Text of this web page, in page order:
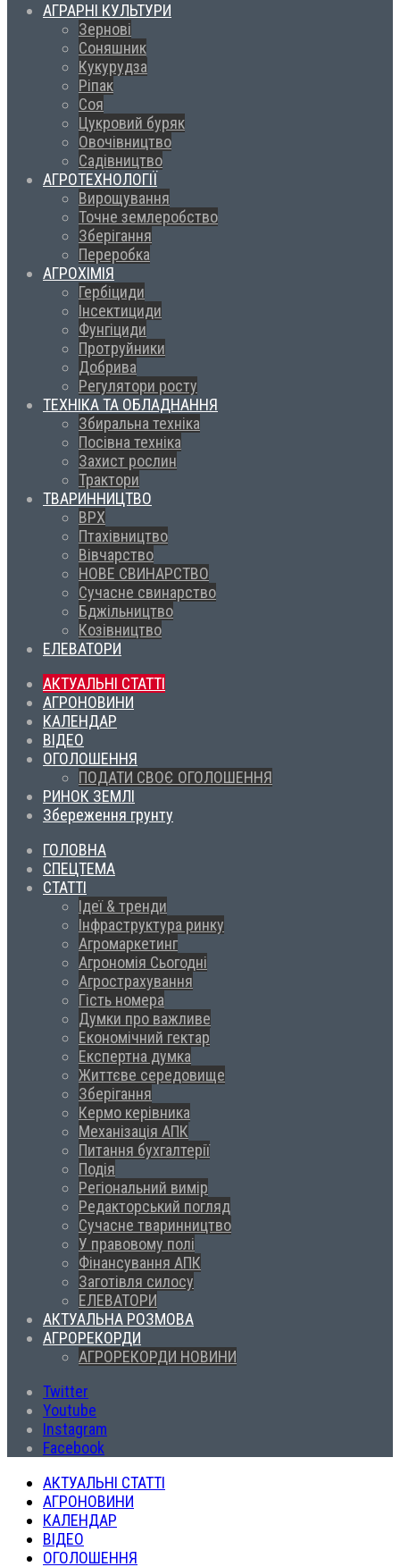
АГРАРНІ КУЛЬТУРИ
Зернові
Соняшник
Кукурудза
Ріпак
Соя
Цукровий буряк
Овочівництво
Садівництво
АГРОТЕХНОЛОГІЇ
Вирощування
Точне землеробство
Зберігання
Переробка
АГРОХІМІЯ
Гербіциди
Інсектициди
Фунгіциди
Протруйники
Добрива
Регулятори росту
ТЕХНІКА ТА ОБЛАДНАННЯ
Збиральна техніка
Посівна техніка
Захист рослин
Трактори
ТВАРИННИЦТВО
ВРХ
Птахівництво
Вівчарство
НОВЕ СВИНАРСТВО
Сучасне свинарство
Бджільництво
Козівництво
ЕЛЕВАТОРИ
АКТУАЛЬНІ СТАТТІ
АГРОНОВИНИ
КАЛЕНДАР
ВІДЕО
ОГОЛОШЕННЯ
ПОДАТИ СВОЄ ОГОЛОШЕННЯ
РИНОК ЗЕМЛІ
Збереження грунту
ГОЛОВНА
СПЕЦТЕМА
СТАТТІ
Ідеї & тренди
Інфраструктура ринку
Агромаркетинг
Агрономія Сьогодні
Агрострахування
Гість номера
Думки про важливе
Економічний гектар
Експертна думка
Життєве середовище
Зберігання
Кермо керівника
Механізація АПК
Питання бухгалтерії
Подія
Регіональний вимір
Редакторський погляд
Сучасне тваринництво
У правовому полі
Фінансування АПК
Заготівля силосу
ЕЛЕВАТОРИ
АКТУАЛЬНА РОЗМОВА
АГРОРЕКОРДИ
АГРОРЕКОРДИ НОВИНИ
Twitter
Youtube
Instagram
Facebook
АКТУАЛЬНІ СТАТТІ
АГРОНОВИНИ
КАЛЕНДАР
ВІДЕО
ОГОЛОШЕННЯ